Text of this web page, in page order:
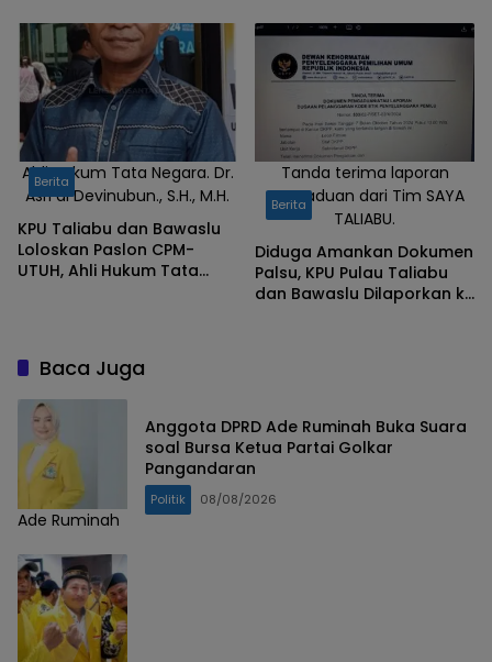
Ahli Hukum Tata Negara. Dr.
Asri di Devinubun., S.H., M.H.
Berita
KPU Taliabu dan Bawaslu
Loloskan Paslon CPM-
UTUH, Ahli Hukum Tata
Tanda terima laporan
pengaduan dari Tim SAYA
TALIABU.
Berita
Diduga Amankan Dokumen
Palsu, KPU Pulau Taliabu
dan Bawaslu Dilaporkan ke
Baca Juga
Ade Ruminah
Anggota DPRD Ade Ruminah Buka Suara
soal Bursa Ketua Partai Golkar
Pangandaran
Politik 08/08/2026